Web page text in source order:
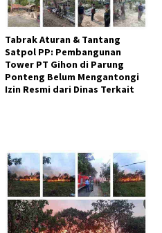
Tabrak Aturan & Tantang
Satpol PP: Pembangunan
Tower PT Gihon di Parung
Ponteng Belum Mengantongi
Izin Resmi dari Dinas Terkait